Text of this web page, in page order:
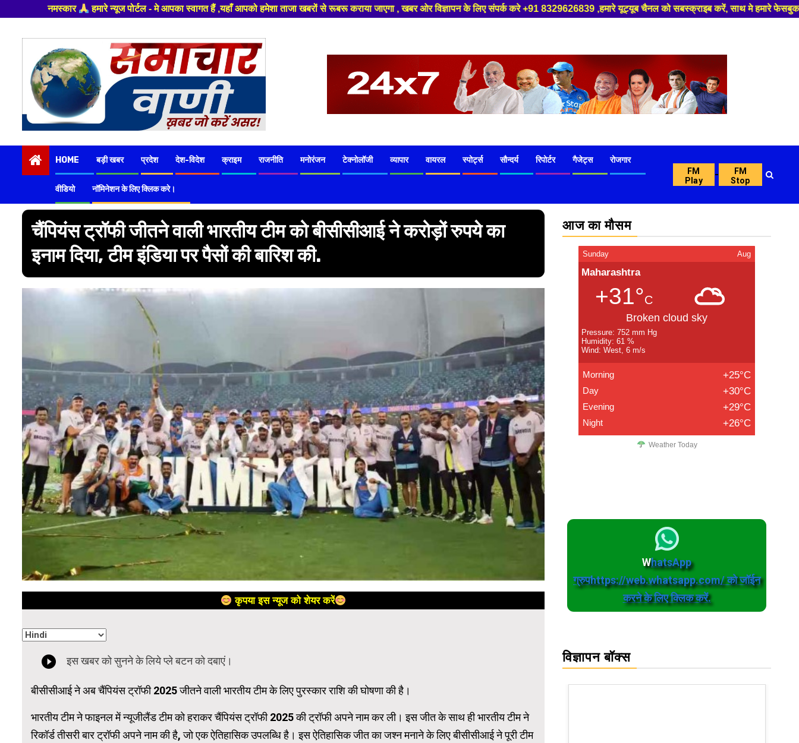
न्यूज पोर्टल - मे आपका स्वागत हैं ,यहाँ आपको हमेशा ताजा खबरों से रूबरू कराया जाएगा , खबर ओर विज्ञापन के लिए संपर्क करे +91 8329626839 ,हमारे यूट्यूब चैनल को सबस्क्राइब करें, साथ मे हमारे फेसबुक को लाइक जरूर करें ,
content
HOME बड़ी खबर प्रदेश देश-विदेश क्राइम राजनीति मनोरंजन टेक्नोलॉजी व्यापार वायरल स्पोर्ट्स सौन्दर्य रिपोर्टर गैजेट्स रोजगार
वीडियो नॉमिनेशन के लिए क्लिक करे।
FM
Play
-
FM
Stop
चैंपियंस ट्रॉफी जीतने वाली भारतीय टीम को बीसीसीआई ने करोड़ों रुपये का
इनाम दिया, टीम इंडिया पर पैसों की बारिश की.
कृपया इस न्यूज को शेयर करें
बीसीसीआई ने अब चैंपियंस ट्रॉफी 2025 जीतने वाली भारतीय टीम के लिए पुरस्कार राशि की घोषणा की है।
भारतीय टीम ने फाइनल में न्यूजीलैंड टीम को हराकर चैंपियंस ट्रॉफी 2025 की ट्रॉफी अपने नाम कर ली। इस जीत के साथ ही भारतीय टीम ने
रिकॉर्ड तीसरी बार ट्रॉफी अपने नाम की है, जो एक ऐतिहासिक उपलब्धि है। इस ऐतिहासिक जीत का जश्न मनाने के लिए बीसीसीआई ने पूरी टीम
आज का मौसम
Sunday Aug
Maharashtra
+31°C
Broken cloud sky
Pressure: 752 mm Hg
Humidity: 61 %
Wind: West, 6 m/s
Morning +25°C
Day +30°C
Evening +29°C
Night +26°C
Weather Today
WhatsApp
ग्रुपhttps://web.whatsapp.com/ को जॉईन
करने के लिए क्लिक करें.
विज्ञापन बॉक्स